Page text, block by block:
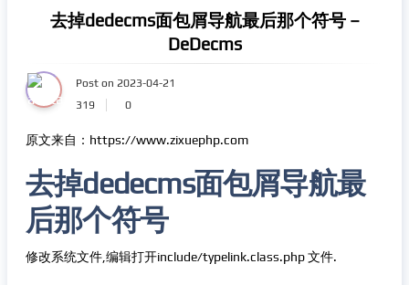
去掉dedecms面包屑导航最后那个符号 –
DeDecms
Post on 2023-04-21
319
0
原文来自：https://www.zixuephp.com
去掉dedecms面包屑导航最
后那个符号
修改系统文件,编辑打开include/typelink.class.php 文件.